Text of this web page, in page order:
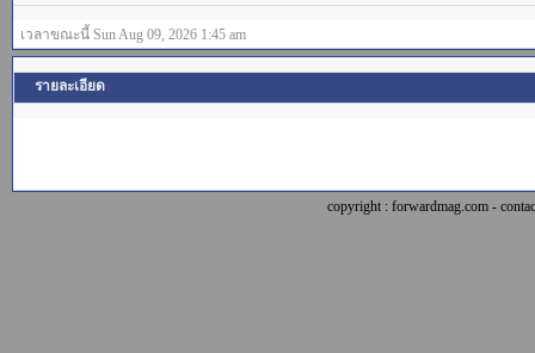
เวลาขณะนี้ Sun Aug 09, 2026 1:45 am
รายละเอียด
copyright : forwardmag.com -